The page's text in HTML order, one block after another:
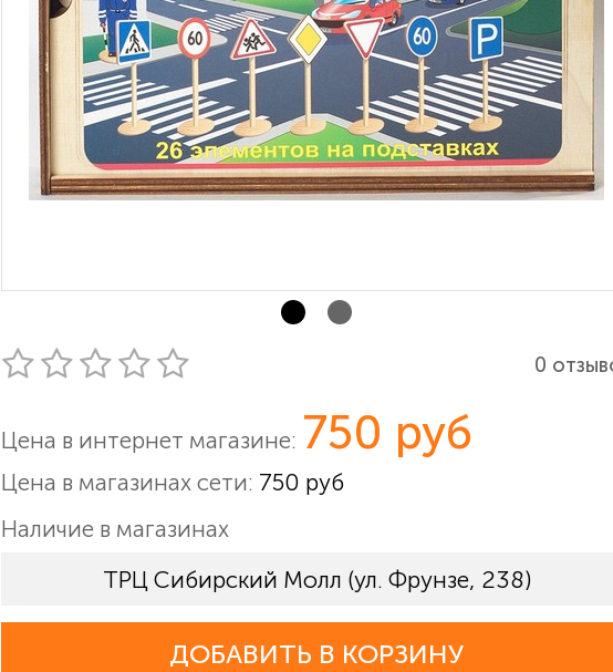
0
Цена в интернет магазине: 750 руб
Цена в магазинах сети: 750 руб
Наличие в магазинах
ТРЦ Сибирский Молл (ул. Фрунзе, 238)
ДОБАВИТЬ В КОРЗИНУ